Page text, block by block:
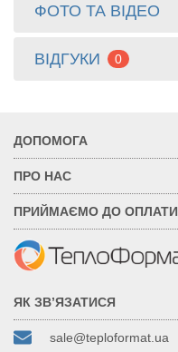
ФОТО ТА ВІДЕО
ВІДГУКИ 0
ДОПОМОГА
ПРО НАС
ПРИЙМАЄМО ДО ОПЛАТИ
ЯК ЗВ’ЯЗАТИСЯ
sale@teploformat.ua